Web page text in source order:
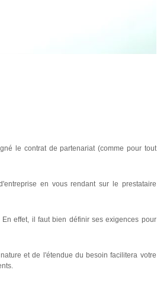
le contrat de partenariat (comme pour tout
en vous rendant sur le prestataire
effet, il faut bien définir ses exigences pour
et de l'étendue du besoin facilitera votre